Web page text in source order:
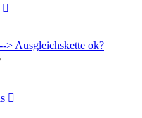
> Ausgleichskette ok?